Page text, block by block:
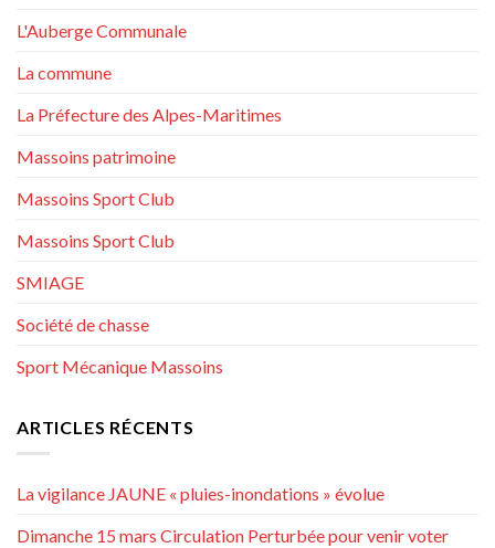
L'Auberge Communale
La commune
La Préfecture des Alpes-Maritimes
Massoins patrimoine
Massoins Sport Club
Massoins Sport Club
SMIAGE
Société de chasse
Sport Mécanique Massoins
ARTICLES RÉCENTS
La vigilance JAUNE « pluies-inondations » évolue
Dimanche 15 mars Circulation Perturbée pour venir voter